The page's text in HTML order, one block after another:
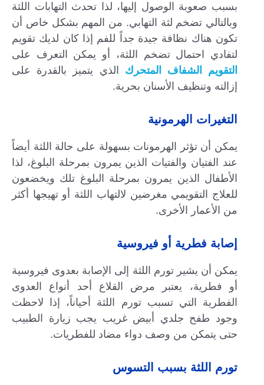
بسبب صعوبة الوصول إليها، لذا تحدث التهابات اللثة
وبالتالي تضخم لثة التهابي. من المهم بشكل خاص أن
تكون هناك نظافة جيدة جداً للفم إذا كان لديك تقويم
لتفادي احتمال تضخم اللثة، أو يمكن التعرف على
التقويم الشفاف المتحرك الذي يتميز بالقدرة على
إزالته وتنظيف الأسنان بحرية.
التغيرات الهرمونية
يمكن أن تؤثر الهرمونات بسهولة على حالة اللثة أيضاً
عند الفتيان والفتيات الذين يمرون بمرحلة البلوغ، لذا
الأطفال الذين يمرون بمرحلة البلوغ تلك ويخضعون
للعلاج التقويمي مغرضين لالتهاب اللثة أو تهيجها أكثر
من الأعمار الأخرى.
إصابة فطرية أو فيروسية
يمكن أن يشير تورم اللثة إلى الإصابة بعدوى فيروسية
أو فطرية، يعتبر مرض القلاع أحد أنواع العدوى
الفطرية التي تسبب تورم اللثة أحياناً، إذا لاحظت
وجود طفح جلدي أبيض غريب يجب زيارة الطبيب
حتى يتمكن من وصف دواء مضاد للفطريات.
تورم اللثة بسبب التسوس